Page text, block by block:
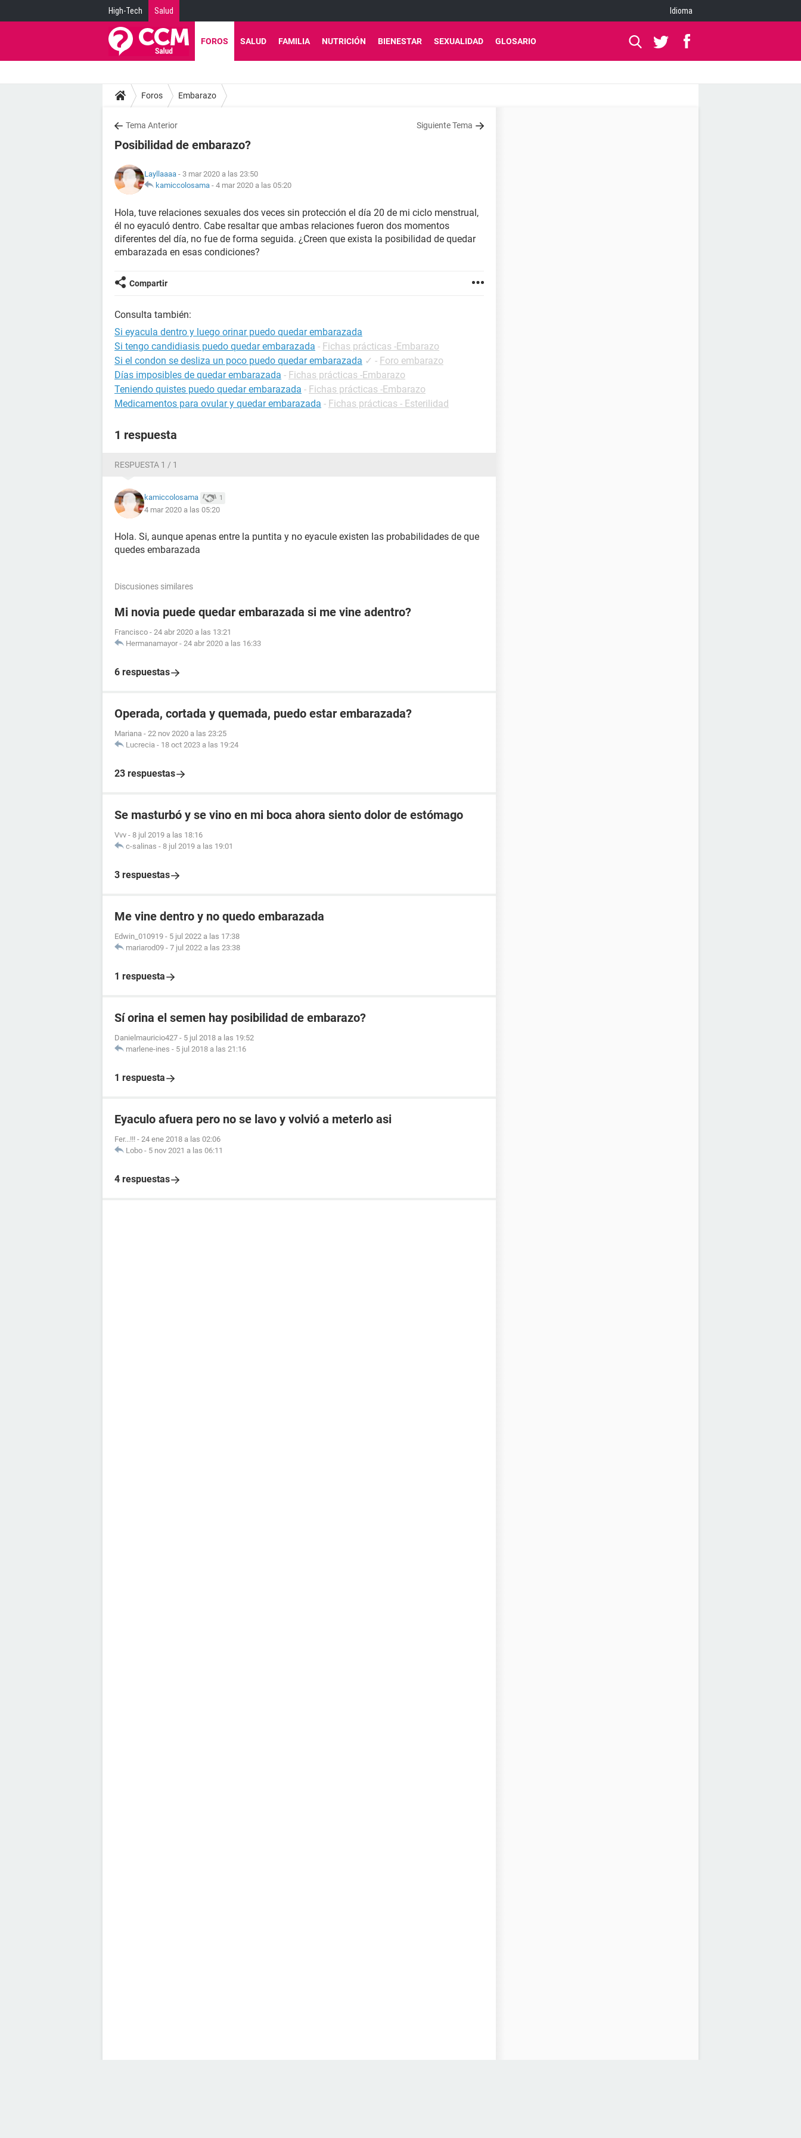
High-Tech Salud Idioma
FOROS SALUD FAMILIA NUTRICIÓN BIENESTAR SEXUALIDAD GLOSARIO
Foros Embarazo
Tema Anterior Siguiente Tema
Posibilidad de embarazo?
Layllaaaa - 3 mar 2020 a las 23:50
kamiccolosama - 4 mar 2020 a las 05:20
Hola, tuve relaciones sexuales dos veces sin protección el día 20 de mi ciclo menstrual,
él no eyaculó dentro. Cabe resaltar que ambas relaciones fueron dos momentos
diferentes del día, no fue de forma seguida. ¿Creen que exista la posibilidad de quedar
embarazada en esas condiciones?
Compartir
Consulta también:
Si eyacula dentro y luego orinar puedo quedar embarazada
Si tengo candidiasis puedo quedar embarazada - Fichas prácticas -Embarazo
Si el condon se desliza un poco puedo quedar embarazada ✓ - Foro embarazo
Días imposibles de quedar embarazada - Fichas prácticas -Embarazo
Teniendo quistes puedo quedar embarazada - Fichas prácticas -Embarazo
Medicamentos para ovular y quedar embarazada - Fichas prácticas - Esterilidad
1 respuesta
RESPUESTA 1 / 1
kamiccolosama 1
4 mar 2020 a las 05:20
Hola. Si, aunque apenas entre la puntita y no eyacule existen las probabilidades de que
quedes embarazada
Discusiones similares
Mi novia puede quedar embarazada si me vine adentro?
Francisco - 24 abr 2020 a las 13:21
Hermanamayor - 24 abr 2020 a las 16:33
6 respuestas
Operada, cortada y quemada, puedo estar embarazada?
Mariana - 22 nov 2020 a las 23:25
Lucrecia - 18 oct 2023 a las 19:24
23 respuestas
Se masturbó y se vino en mi boca ahora siento dolor de estómago
Vvv - 8 jul 2019 a las 18:16
c-salinas - 8 jul 2019 a las 19:01
3 respuestas
Me vine dentro y no quedo embarazada
Edwin_010919 - 5 jul 2022 a las 17:38
mariarod09 - 7 jul 2022 a las 23:38
1 respuesta
Sí orina el semen hay posibilidad de embarazo?
Danielmauricio427 - 5 jul 2018 a las 19:52
marlene-ines - 5 jul 2018 a las 21:16
1 respuesta
Eyaculo afuera pero no se lavo y volvió a meterlo asi
Fer...!!! - 24 ene 2018 a las 02:06
Lobo - 5 nov 2021 a las 06:11
4 respuestas